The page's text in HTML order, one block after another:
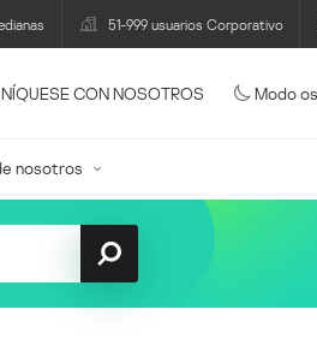
51-999 usuarios Corporativo
CON NOSOTROS Modo
nosotros